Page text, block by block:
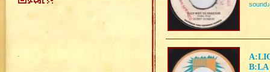
sound♪
B:LA